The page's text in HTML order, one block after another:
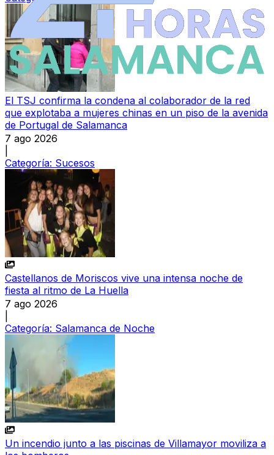
El TSJ confirma la condena al colaborador de la red
que explotaba a mujeres chinas en un piso de la avenida
de Portugal de Salamanca
7 ago 2026
Categoría: Sucesos
Castellanos de Moriscos vive una intensa noche de
fiesta al ritmo de La Huella
7 ago 2026
Categoría: Salamanca de Noche
Un incendio junto a las piscinas de Villamayor moviliza a